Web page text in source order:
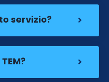
servizio?